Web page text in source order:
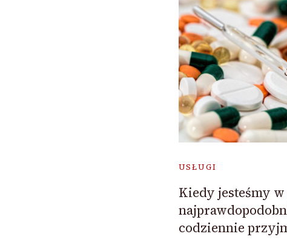
USŁUGI
Kiedy jesteśmy
codziennie